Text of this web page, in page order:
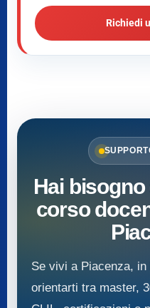
Richiedi
Hai
corso
Se vivi a Piacenza,
orientarti tra master,